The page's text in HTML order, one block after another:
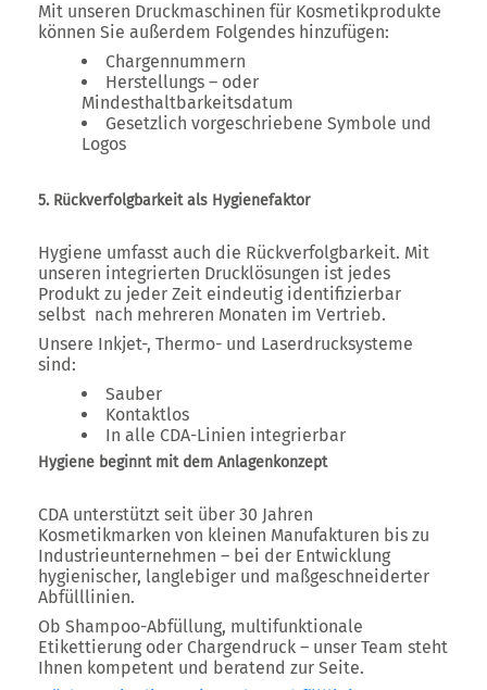
Mit unseren Druckmaschinen für Kosmetikprodukte
können Sie außerdem Folgendes hinzufügen:
Chargennummern
Herstellungs – oder
Mindesthaltbarkeitsdatum
Gesetzlich vorgeschriebene Symbole und
Logos
5. Rückverfolgbarkeit als Hygienefaktor
Hygiene umfasst auch die Rückverfolgbarkeit. Mit
unseren integrierten Drucklösungen ist jedes
Produkt zu jeder Zeit eindeutig identifizierbar
selbst nach mehreren Monaten im Vertrieb.
Unsere Inkjet-, Thermo- und Laserdrucksysteme
sind:
Sauber
Kontaktlos
In alle CDA-Linien integrierbar
Hygiene beginnt mit dem Anlagenkonzept
CDA unterstützt seit über 30 Jahren
Kosmetikmarken von kleinen Manufakturen bis zu
Industrieunternehmen – bei der Entwicklung
hygienischer, langlebiger und maßgeschneiderter
Abfülllinien.
Ob Shampoo-Abfüllung, multifunktionale
Etikettierung oder Chargendruck – unser Team steht
Ihnen kompetent und beratend zur Seite.